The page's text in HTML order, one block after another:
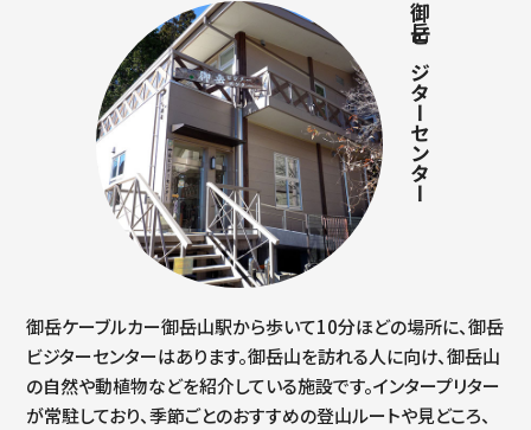
御岳ビジターセンター
御岳ケーブルカー御岳山駅から歩いて10分ほどの場所に、御岳
ビジターセンターはあります。御岳山を訪れる人に向け、御岳山
の自然や動植物などを紹介している施設です。インタープリター
が常駐しており、季節ごとのおすすめの登山ルートや見どころ、